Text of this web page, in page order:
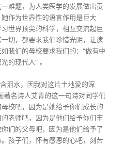
难题，为人类医学的发展做出贡
作为世界性的语言作用是巨大
世界顶尖的科学，相互交流起巨
切，都要求我们珍惜光阴，让遗
我们的母校要求我们的：“做有中
的现代人” 。
泪水，因我对这片土地爱的深
著名诗人艾青的这一句诗对同学们
校吧，因为是她给予你们成长的
老师吧，因为是他们给予你们丰
们的父母吧，因为是他们给予了
孩子们，怀有感恩的心吧，刻苦